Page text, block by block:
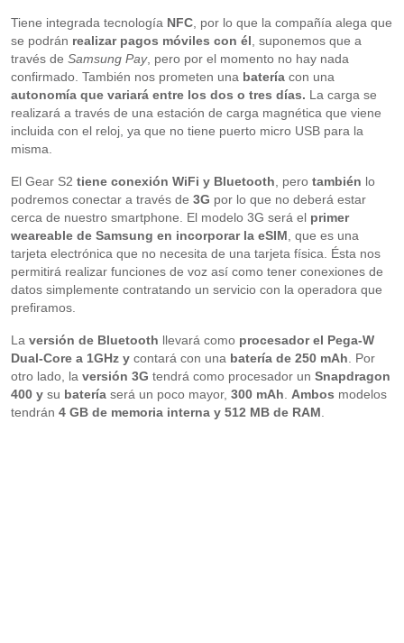
Tiene integrada tecnología NFC, por lo que la compañía alega que
se podrán realizar pagos móviles con él , suponemos que a
través de Samsung Pay, pero por el momento no hay nada
confirmado. También nos prometen una bateríacon una
autonomía que variará entre los dos o tres días. La carga se
realizará a través de una estación de carga magnética que viene
incluida con el reloj, ya que no tiene puerto micro USB para la
misma.
El Gear S2 tiene conexión WiFi y Bluetooth , pero también lo
podremos conectar a través de 3G por lo que no deberá estar
cerca de nuestro smartphone. El modelo 3G será el primer
weareable de Samsung en incorporar la eSIM , que es una
tarjeta electrónica que no necesita de una tarjeta física. Ésta nos
permitirá realizar funciones de voz así como tener conexiones de
datos simplemente contratando un servicio con la operadora que
prefiramos.
La versión de Bluetooth llevará como procesador el Pega-W
Dual-Core a 1GHz ycontará con una batería de 250 mAh . Por
otro lado, la versión 3G tendrá como procesador un Snapdragon
400 ysu bateríaserá un poco mayor, 300 mAh Ambos modelos
tendrán 4 GB de memoria interna y 512 MB de RAM